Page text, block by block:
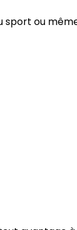
sport ou